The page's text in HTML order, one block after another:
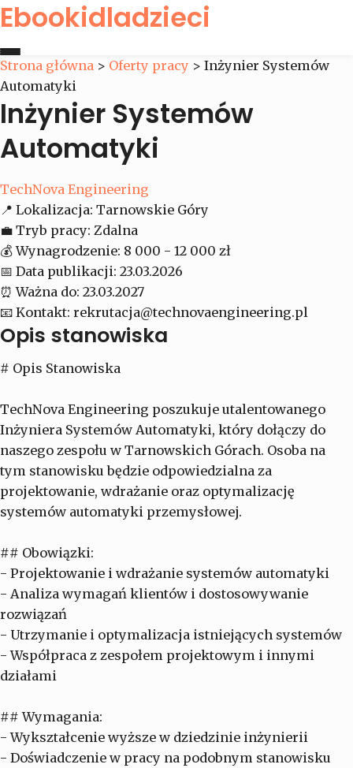
Ebookidladzieci
Strona główna
Oferty pracy
Strona główna > Oferty pracy > Inżynier Systemów
Automatyki
Inżynier Systemów
Automatyki
TechNova Engineering
📍 Lokalizacja: Tarnowskie Góry
💼 Tryb pracy: Zdalna
💰 Wynagrodzenie: 8 000 - 12 000 zł
📅 Data publikacji: 23.03.2026
⏰ Ważna do: 23.03.2027
📧 Kontakt: rekrutacja@technovaengineering.pl
Opis stanowiska
# Opis Stanowiska
TechNova Engineering poszukuje utalentowanego
Inżyniera Systemów Automatyki, który dołączy do
naszego zespołu w Tarnowskich Górach. Osoba na
tym stanowisku będzie odpowiedzialna za
projektowanie, wdrażanie oraz optymalizację
systemów automatyki przemysłowej.
## Obowiązki:
- Projektowanie i wdrażanie systemów automatyki
- Analiza wymagań klientów i dostosowywanie
rozwiązań
- Utrzymanie i optymalizacja istniejących systemów
- Współpraca z zespołem projektowym i innymi
działami
## Wymagania:
- Wykształcenie wyższe w dziedzinie inżynierii
- Doświadczenie w pracy na podobnym stanowisku